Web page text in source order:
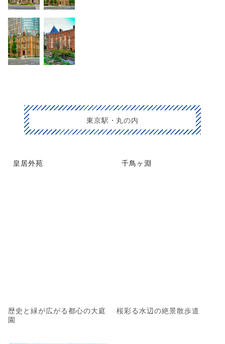
東京駅・丸の内
皇居外苑
歴史と緑が広がる都心の大庭
園
千鳥ヶ淵
桜彩る水辺の絶景散歩道